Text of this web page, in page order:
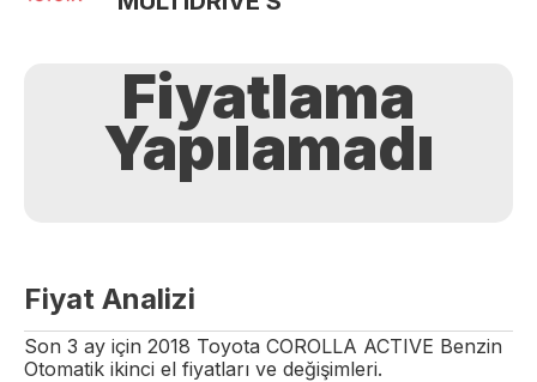
Fiyatlama
Yapılamadı
Fiyat Analizi
Son 3 ay için 2018 Toyota COROLLA ACTIVE Benzin
Otomatik ikinci el fiyatları ve değişimleri.